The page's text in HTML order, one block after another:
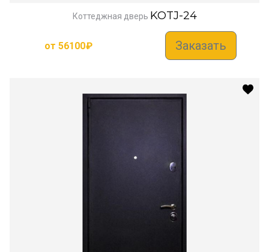
Коттеджная дверь KOTJ-24
от 56100₽ Заказать